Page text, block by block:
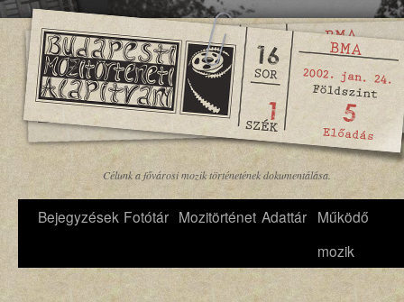
Célunk a fővárosi mozik történetének dokumentálása.
Bejegyzések Fotótár Mozitörténet Adattár Működő
mozik